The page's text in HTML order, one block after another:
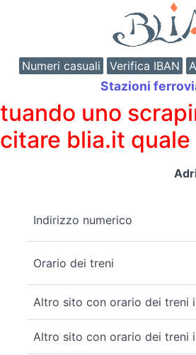
Numeri casuali Verifica IBAN
Stazioni
uno
blia.it
Indirizzo numerico
Orario dei treni
Altro sito con orario dei treni
Altro sito con orario dei treni